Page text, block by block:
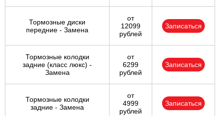
Тормозные диски
передние - Замена
от
12099
рублей
Записаться
Тормозные колодки
задние (класс люкс) -
Замена
от
6299
рублей
Записаться
Тормозные колодки
задние - Замена
от
4999
рублей
Записаться